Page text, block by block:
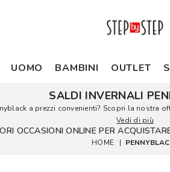
UOMO BAMBINI OUTLET
SALDI INVERNALI
a prezzi convenienti? Scopri la nostra
Vedi di più
OCCASIONI ONLINE PER
HOME |